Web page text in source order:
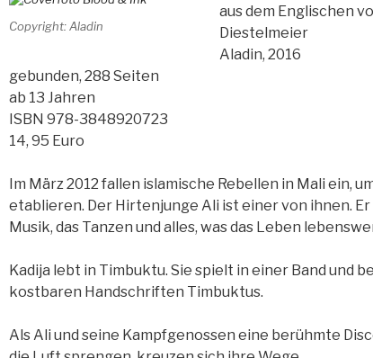
Copyright: Aladin
aus dem Englischen
Diestelmeier
Aladin, 2016
gebunden, 288 Seiten
ab 13 Jahren
ISBN 978-3848920723
14, 95 Euro
Im März 2012 fallen islamische Rebellen in Mali ein,
etablieren. Der Hirtenjunge Ali ist einer von ihnen. Er
Musik, das Tanzen und alles, was das Leben
Kadija lebt in Timbuktu. Sie spielt in einer Band und
kostbaren Handschriften Timbuktus.
Als Ali und seine Kampfgenossen eine berühmte